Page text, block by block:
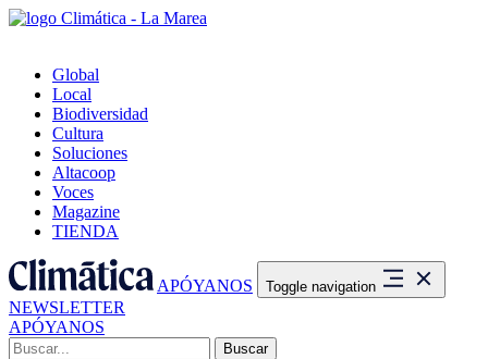
Global
Local
Biodiversidad
Cultura
Soluciones
Altacoop
Voces
Magazine
TIENDA
APÓYANOS Toggle navigation
NEWSLETTER
APÓYANOS
Buscar: